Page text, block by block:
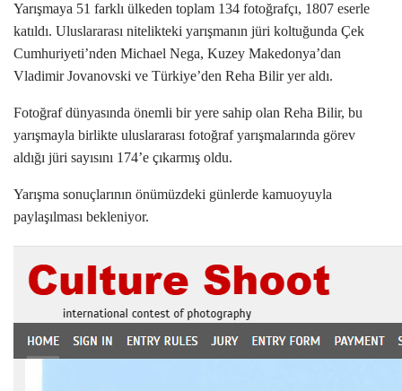
Yarışmaya 51 farklı ülkeden toplam 134 fotoğrafçı, 1807 eserle
katıldı. Uluslararası nitelikteki yarışmanın jüri koltuğunda Çek
Cumhuriyeti’nden Michael Nega, Kuzey Makedonya’dan
Vladimir Jovanovski ve Türkiye’den Reha Bilir yer aldı.
Fotoğraf dünyasında önemli bir yere sahip olan Reha Bilir, bu
yarışmayla birlikte uluslararası fotoğraf yarışmalarında görev
aldığı jüri sayısını 174’e çıkarmış oldu.
Yarışma sonuçlarının önümüzdeki günlerde kamuoyuyla
paylaşılması bekleniyor.